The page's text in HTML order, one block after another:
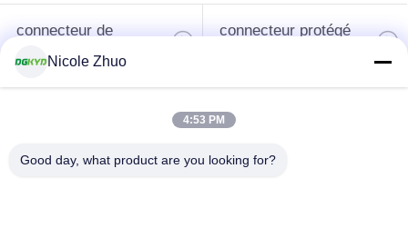
connecteur de
l'Ethernet rj45
connecteur protégé
Port RJ45 simple
Nicole Zhuo
4:53 PM
Good day, what product are you looking for?